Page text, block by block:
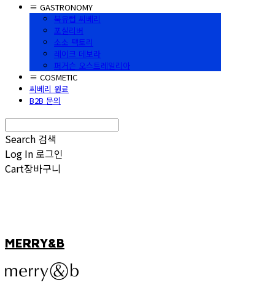
≡ GASTRONOMY
북유럽 씨베리
포실리버
소소 팩토리
레이크 데보라
퍼거슨 오스트레일리아
≡ COSMETIC
씨베리 원료
B2B 문의
Search 검색
Log In 로그인
Cart장바구니
MERRY&B